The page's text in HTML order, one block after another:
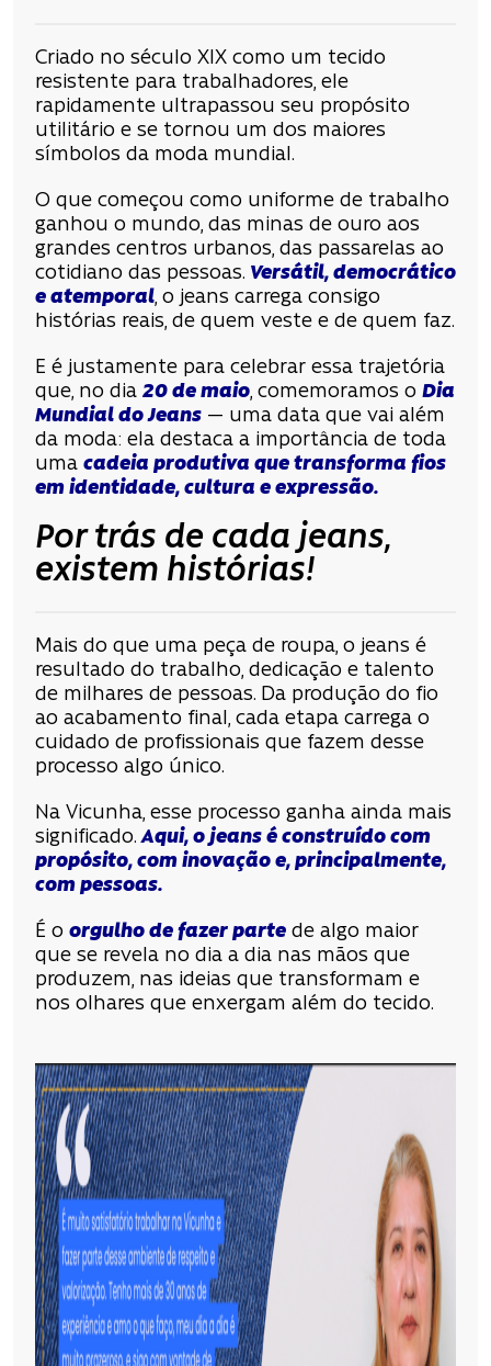
Criado no século XIX como um tecido
resistente para trabalhadores, ele
rapidamente ultrapassou seu propósito
utilitário e se tornou um dos maiores
símbolos da moda mundial.
O que começou como uniforme de trabalho
ganhou o mundo, das minas de ouro aos
grandes centros urbanos, das passarelas ao
cotidiano das pessoas. Versátil, democrático
e atemporal, o jeans carrega consigo
histórias reais, de quem veste e de quem faz.
E é justamente para celebrar essa trajetória
que, no dia 20 de maio, comemoramos o Dia
Mundial do Jeans — uma data que vai além
da moda: ela destaca a importância de toda
uma cadeia produtiva que transforma fios
em identidade, cultura e expressão.
Por trás de cada jeans,
existem histórias!
Mais do que uma peça de roupa, o jeans é
resultado do trabalho, dedicação e talento
de milhares de pessoas. Da produção do fio
ao acabamento final, cada etapa carrega o
cuidado de profissionais que fazem desse
processo algo único.
Na Vicunha, esse processo ganha ainda mais
significado.Aqui, o jeans é construído com
propósito, com inovação e, principalmente,
com pessoas.
É o orgulho de fazer parte de algo maior
que se revela no dia a dia nas mãos que
produzem, nas ideias que transformam e
nos olhares que enxergam além do tecido.